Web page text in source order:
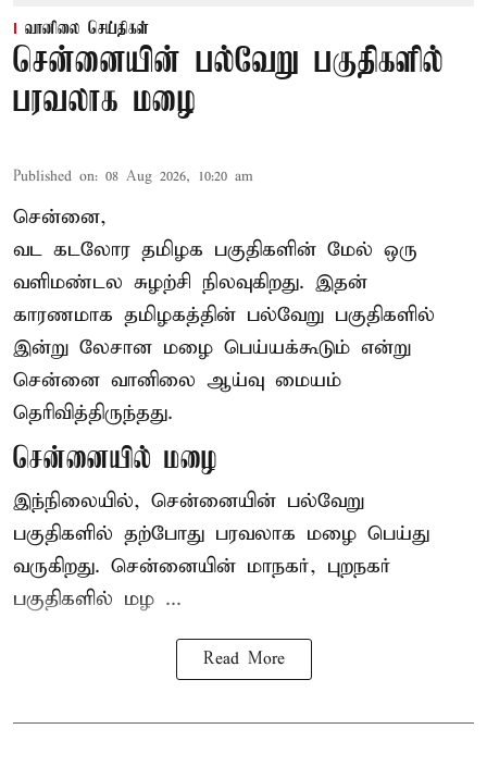
வானிலை செய்திகள்
சென்னையின் பல்வேறு பகுதிகளில்
பரவலாக மழை
Published on: 08 Aug 2026, 10:20 am
சென்னை,
வட கடலோர தமிழக பகுதிகளின் மேல் ஒரு
வளிமண்டல சுழற்சி நிலவுகிறது. இதன்
காரணமாக தமிழகத்தின் பல்வேறு பகுதிகளில்
இன்று லேசான மழை பெய்யக்கூடும் என்று
சென்னை வானிலை ஆய்வு மையம்
தெரிவித்திருந்தது.
சென்னையில் மழை
இந்நிலையில், சென்னையின் பல்வேறு
பகுதிகளில் தற்போது பரவலாக மழை பெய்து
வருகிறது. சென்னையின் மாநகர், புறநகர்
பகுதிகளில் மழ ...
Read More